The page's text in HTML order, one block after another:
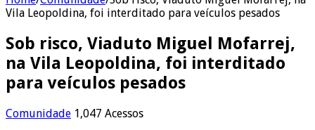
Vila Leopoldina, foi interditado para veículos pesados
Sob risco, Viaduto Miguel Mofarrej,
na Vila Leopoldina, foi interditado
para veículos pesados
Comunidade 1,047 Acessos